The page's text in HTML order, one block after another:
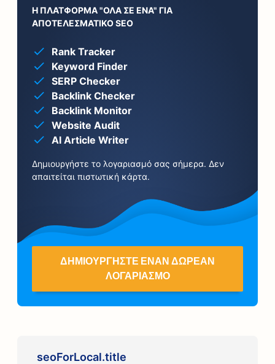
Η ΠΛΑΤΦΌΡΜΑ "ΌΛΑ ΣΕ ΈΝΑ" ΓΙΑ
ΑΠΟΤΕΛΕΣΜΑΤΙΚΌ SEO
Rank Tracker
Keyword Finder
SERP Checker
Backlink Checker
Backlink Monitor
Website Audit
AI Article Writer
Δημιουργήστε το λογαριασμό σας σήμερα. Δεν
απαιτείται πιστωτική κάρτα.
ΔΗΜΙΟΥΡΓΉΣΤΕ ΈΝΑΝ ΔΩΡΕΆΝ
ΛΟΓΑΡΙΑΣΜΌ
seoForLocal.title